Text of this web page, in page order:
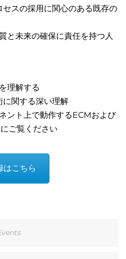
スの採用に関心のある既存の
と未来の確保に責任を持つ人
理解する
関する深い理解
ント上で動作するECMおよび
ご覧ください
はこちら